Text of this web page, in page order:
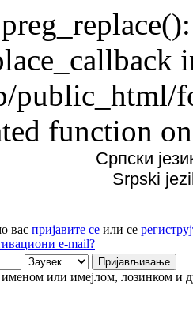
public_html/
function
Српски
Srpski
вас пријавите се или се
e-mail?
или имејлом, лозинком и